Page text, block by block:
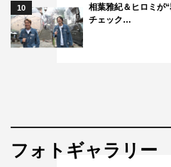
10
相葉雅紀＆ヒロミが
チェック…
フォトギャラリー